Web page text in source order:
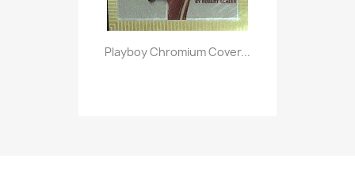
Vorschau
Playboy Chromium Cover...